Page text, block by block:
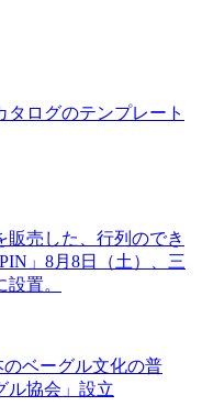
ログのテンプレート
販売した、行列のでき
」8月8日（土）、三
置。
ベーグル文化の普
ル協会」設立